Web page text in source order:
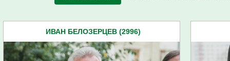
ИВАН БЕЛОЗЕРЦЕВ (2996)